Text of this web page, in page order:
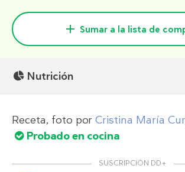
Sumar a la lista de
Nutrición
Receta, foto por Cristina María
Probado en cocina
SUSCRIPCIÓN DD+